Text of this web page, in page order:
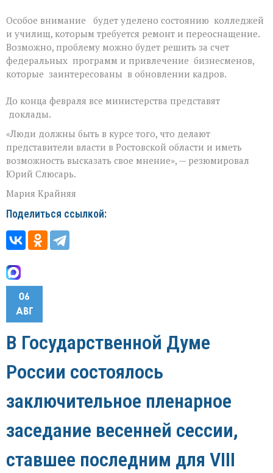
Особое внимание будет уделено состоянию колледжей
и училищ, которым требуется ремонт и переоснащение.
Возможно, проблему можно будет решить за счет
федеральных программ и привлечение бизнесменов,
которые заинтересованы в обновлении кадров.
До конца февраля все министерства представят
доклады.
«Люди должны быть в курсе того, что делают
представители власти в Ростовской области и иметь
возможность высказать свое мнение», — резюмировал
Юрий Слюсарь.
Мария Крайняя
Поделиться ссылкой:
06
АВГ
В Государственной Думе
России состоялось
заключительное пленарное
заседание весенней сессии,
ставшее последним для VIII